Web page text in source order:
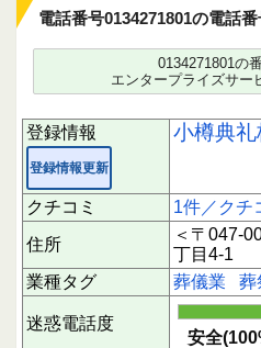
電話番号0134271801の電話
0134271801の
エンタープライズサー
登録情報
登録情報更新
小樽典
クチコミ
1件／クチ
住所
＜〒047-
丁目4-1
業種タグ
葬儀業 葬
迷惑電話度
安全